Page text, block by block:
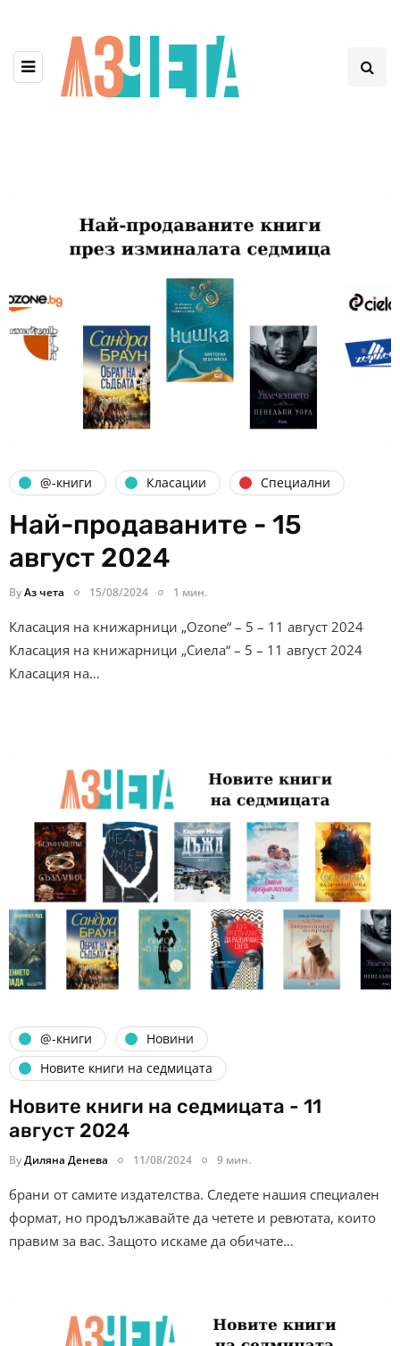
@-книги Класации Специални
Най-продаваните - 15
август 2024
ByАз чета 15/08/2024 1 мин.
Класация на книжарници „Ozone“ – 5 – 11 август 2024
Класация на книжарници „Сиела“ – 5 – 11 август 2024
Класация на…
@-книги
Новини
Новите книги на седмицата
Новите книги на седмицата - 11
август 2024
ByДиляна Денева 11/08/2024 9 мин.
брани от самите издателства. Следете нашия специален
формат, но продължавайте да четете и ревютата, които
правим за вас. Защото искаме да обичате…